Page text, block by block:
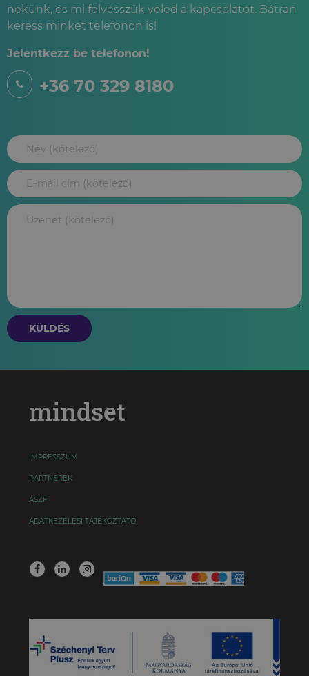
nekünk, és mi felvesszük veled a kapcsolatot. Bátran
keress minket telefonon is!
Jelentkezz be telefonon!
+36 70 329 8180
KÜLDÉS
mindset
IMPRESSZUM
PARTNEREK
ÁSZF
ADATKEZELÉSI TÁJÉKOZTATÓ